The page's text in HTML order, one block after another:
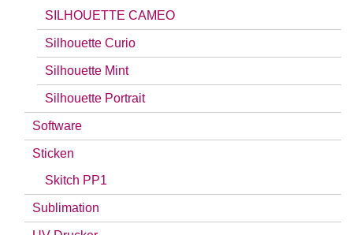
SILHOUETTE CAMEO
Silhouette Curio
Silhouette Mint
Silhouette Portrait
Software
Sticken
Skitch PP1
Sublimation